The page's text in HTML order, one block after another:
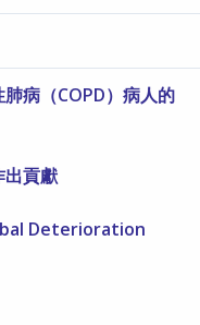
病（COPD）病人的
出貢獻
Deterioration